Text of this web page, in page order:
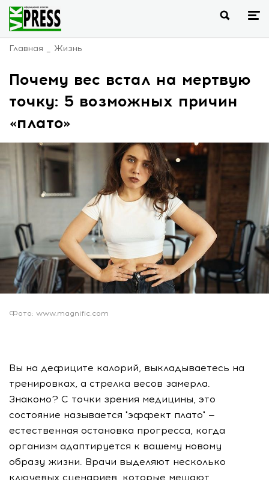
Главная Жизнь
Почему вес встал на мертвую
точку: 5 возможных причин
«плато»
Фото: www.magnific.com
Вы на дефиците калорий, выкладываетесь на
тренировках, а стрелка весов замерла.
Знакомо? С точки зрения медицины, это
состояние называется "эффект плато" —
естественная остановка прогресса, когда
организм адаптируется к вашему новому
образу жизни. Врачи выделяют несколько
ключевых сценариев, которые мешают